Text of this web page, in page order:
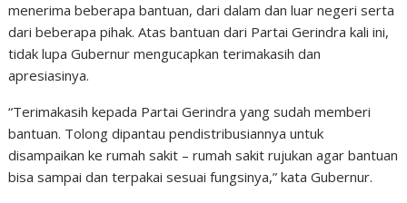
menerima beberapa bantuan, dari dalam dan luar negeri serta
dari beberapa pihak. Atas bantuan dari Partai Gerindra kali ini,
tidak lupa Gubernur mengucapkan terimakasih dan
apresiasinya.
“Terimakasih kepada Partai Gerindra yang sudah memberi
bantuan. Tolong dipantau pendistribusiannya untuk
disampaikan ke rumah sakit – rumah sakit rujukan agar bantuan
bisa sampai dan terpakai sesuai fungsinya,” kata Gubernur.